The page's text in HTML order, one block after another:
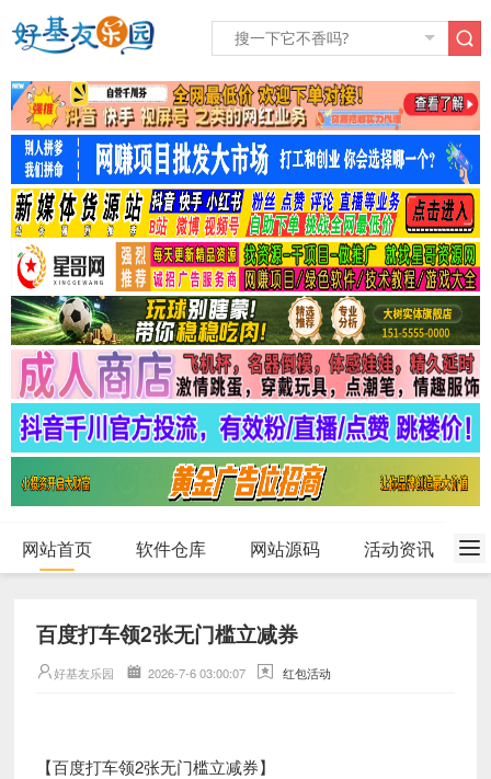
网站首页 软件仓库 网站源码 活动资讯
百度打车领2张无门槛立减券
好基友乐园 2026-7-6 03:00:07 红包活动
【百度打车领2张无门槛立减券】